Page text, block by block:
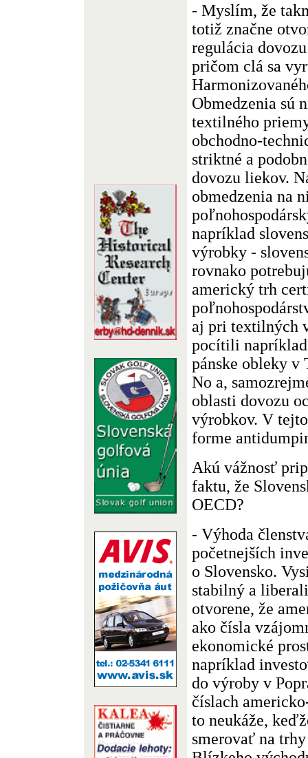
- Myslím, že
totiž značne
regulácia
pričom clá sa
Obmedzenia sú
textilného
obchodno-
striktné a
dovozu liekov.
obmedzenia na
napríklad
výrobky -
rovnako
americký trh
aj pri textilných
pocítili
pánske obleky v
No a,
oblasti dovozu
výrobkov. V
forme
Akú vážnosť
faktu, že
OECD?
- Výhoda
početnejších
o Slovensko.
stabilný a
otvorene, že
ako čísla
ekonomické
napríklad
do výroby v
číslach
to neukáže,
smerovať na